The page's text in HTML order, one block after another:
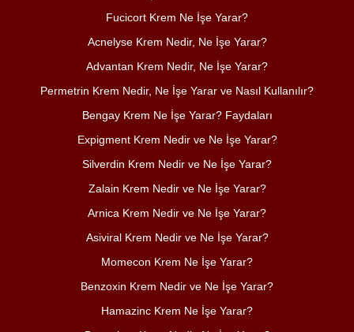
Fucicort Krem Ne İşe Yarar?
Acnelyse Krem Nedir, Ne İşe Yarar?
Advantan Krem Nedir, Ne İşe Yarar?
Permetrin Krem Nedir, Ne İşe Yarar ve Nasıl Kullanılır?
Bengay Krem Ne İşe Yarar? Faydaları
Expigment Krem Nedir ve Ne İşe Yarar?
Silverdin Krem Nedir ve Ne İşe Yarar?
Zalain Krem Nedir ve Ne İşe Yarar?
Arnica Krem Nedir ve Ne İşe Yarar?
Asiviral Krem Nedir ve Ne İşe Yarar?
Momecon Krem Ne İşe Yarar?
Benzoxin Krem Nedir ve Ne İşe Yarar?
Hamazinc Krem Ne İşe Yarar?